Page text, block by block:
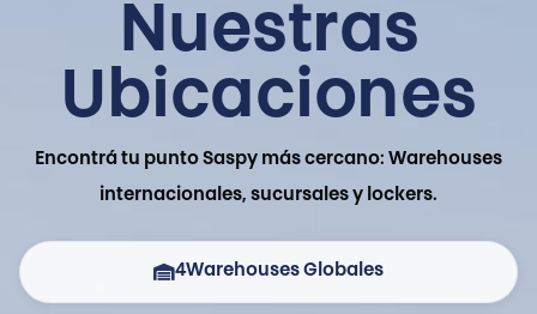
Nuestras
Ubicaciones
Encontrá tu punto Saspy más cercano: Warehouses
internacionales, sucursales y lockers.
4Warehouses Globales